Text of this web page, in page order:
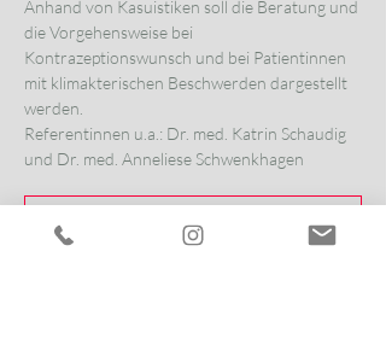
Anhand von Kasuistiken soll die Beratung und
die Vorgehensweise bei
Kontrazeptionswunsch und bei Patientinnen
mit klimakterischen Beschwerden dargestellt
werden.
Referentinnen u.a.: Dr. med. Katrin Schaudig
und Dr. med. Anneliese Schwenkhagen
Anmeldung abgeschlossen